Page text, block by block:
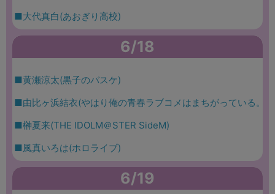
■大代真白(あおぎり高校)
6/18
■黄瀬涼太(黒子のバスケ)
■由比ヶ浜結衣(やはり俺の青春ラブコメはまちがっている。)
■榊夏来(THE IDOLM＠STER SideM)
■風真いろは(ホロライブ)
6/19